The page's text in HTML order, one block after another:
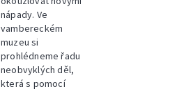
nápady. Ve
vambereckém
muzeu si
prohlédneme řadu
neobvyklých děl,
která s pomocí